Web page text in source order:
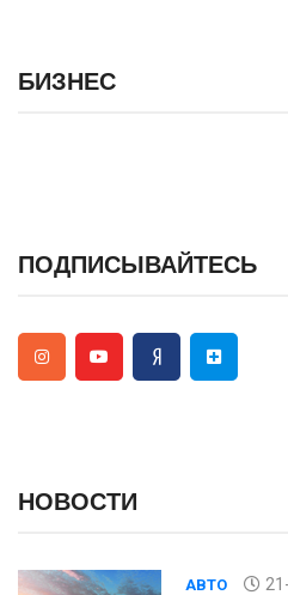
БИЗНЕС
ПОДПИСЫВАЙТЕСЬ
НОВОСТИ
АВТО